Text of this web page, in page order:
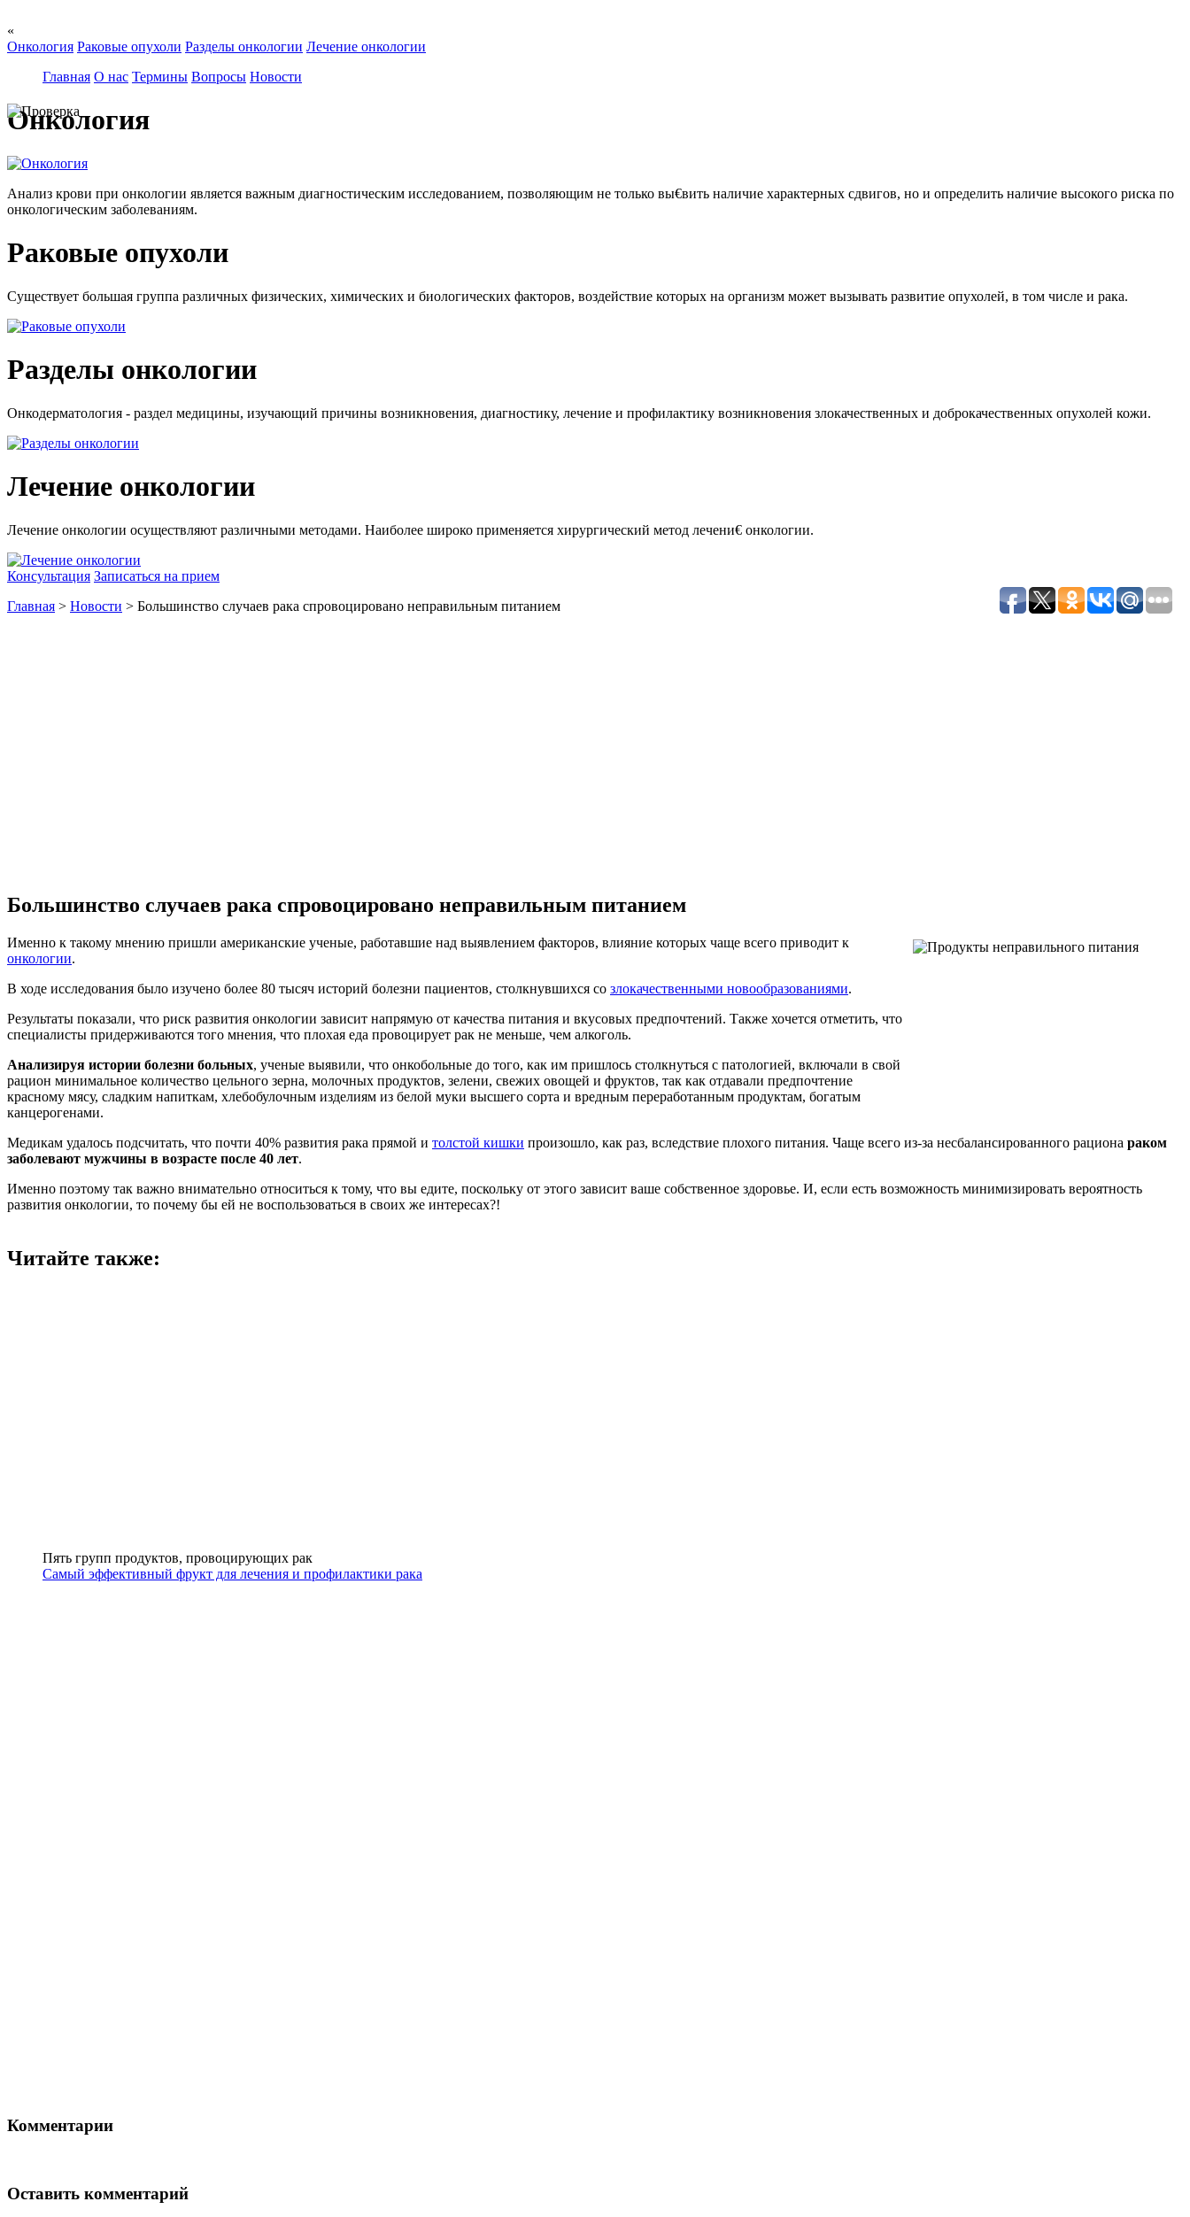
«
Онкология Раковые опухоли Разделы онкологии Лечение онкологии
Главная О нас Термины Вопросы Новости
Онкология
Анализ крови при онкологии является важным диагностическим исследованием, позволяющим не только вы€вить наличие характерных сдвигов, но и определить наличие высокого риска по
онкологическим заболеваниям.
Раковые опухоли
Существует большая группа различных физических, химических и биологических факторов, воздействие которых на организм может вызывать развитие опухолей, в том числе и рака.
Разделы онкологии
Онкодерматология - раздел медицины, изучающий причины возникновения, диагностику, лечение и профилактику возникновения злокачественных и доброкачественных опухолей кожи.
Лечение онкологии
Лечение онкологии осуществляют различными методами. Наиболее широко применяется хирургический метод лечени€ онкологии.
Консультация Записаться на прием
Главная > Новости > Большинство случаев рака спровоцировано неправильным питанием
Большинство случаев рака спровоцировано неправильным питанием
Именно к такому мнению пришли американские ученые, работавшие над выявлением факторов, влияние которых чаще всего приводит к
онкологии.
В ходе исследования было изучено более 80 тысяч историй болезни пациентов, столкнувшихся со злокачественными новообразованиями.
Результаты показали, что риск развития онкологии зависит напрямую от качества питания и вкусовых предпочтений. Также хочется отметить, что
специалисты придерживаются того мнения, что плохая еда провоцирует рак не меньше, чем алкоголь.
Анализируя истории болезни больных, ученые выявили, что онкобольные до того, как им пришлось столкнуться с патологией, включали в свой
рацион минимальное количество цельного зерна, молочных продуктов, зелени, свежих овощей и фруктов, так как отдавали предпочтение
красному мясу, сладким напиткам, хлебобулочным изделиям из белой муки высшего сорта и вредным переработанным продуктам, богатым
канцерогенами.
Медикам удалось подсчитать, что почти 40% развития рака прямой и толстой кишки произошло, как раз, вследствие плохого питания. Чаще всего из-за несбалансированного рациона раком
заболевают мужчины в возрасте после 40 лет.
Именно поэтому так важно внимательно относиться к тому, что вы едите, поскольку от этого зависит ваше собственное здоровье. И, если есть возможность минимизировать вероятность
развития онкологии, то почему бы ей не воспользоваться в своих же интересах?!
Читайте также:
Пять групп продуктов, провоцирующих рак
Самый эффективный фрукт для лечения и профилактики рака
Комментарии
Оставить комментарий